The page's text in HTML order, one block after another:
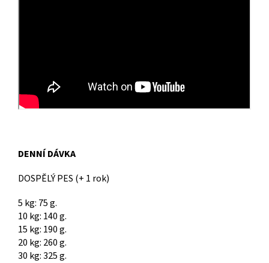
DENNÍ DÁVKA
DOSPĚLÝ PES (+ 1 rok)
5 kg: 75 g.
10 kg: 140 g.
15 kg: 190 g.
20 kg: 260 g.
30 kg: 325 g.